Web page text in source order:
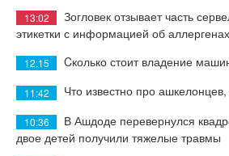
13:02
Зогловек отзывает часть
этикетки с информацией об аллергенах
12:15 Cколько стоит владение
11:42 Что известно про
10:36
В Ашдоде перевернулся
двое детей получили тяжелые травмы